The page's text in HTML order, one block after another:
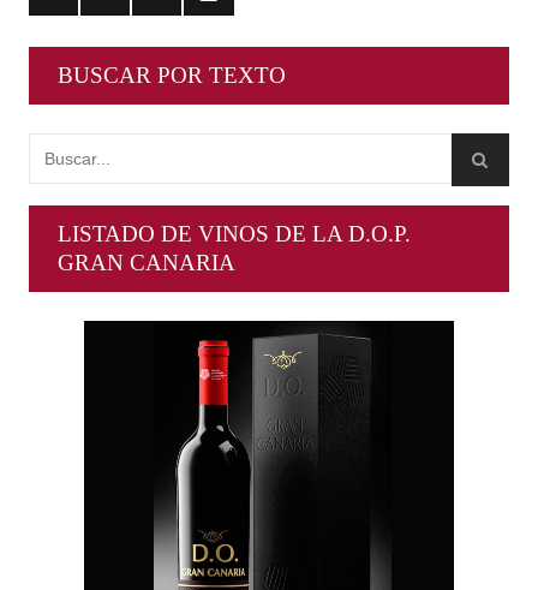
BUSCAR POR TEXTO
LISTADO DE VINOS DE LA D.O.P.
GRAN CANARIA